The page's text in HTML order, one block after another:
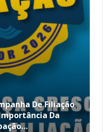
De Filiação
Da